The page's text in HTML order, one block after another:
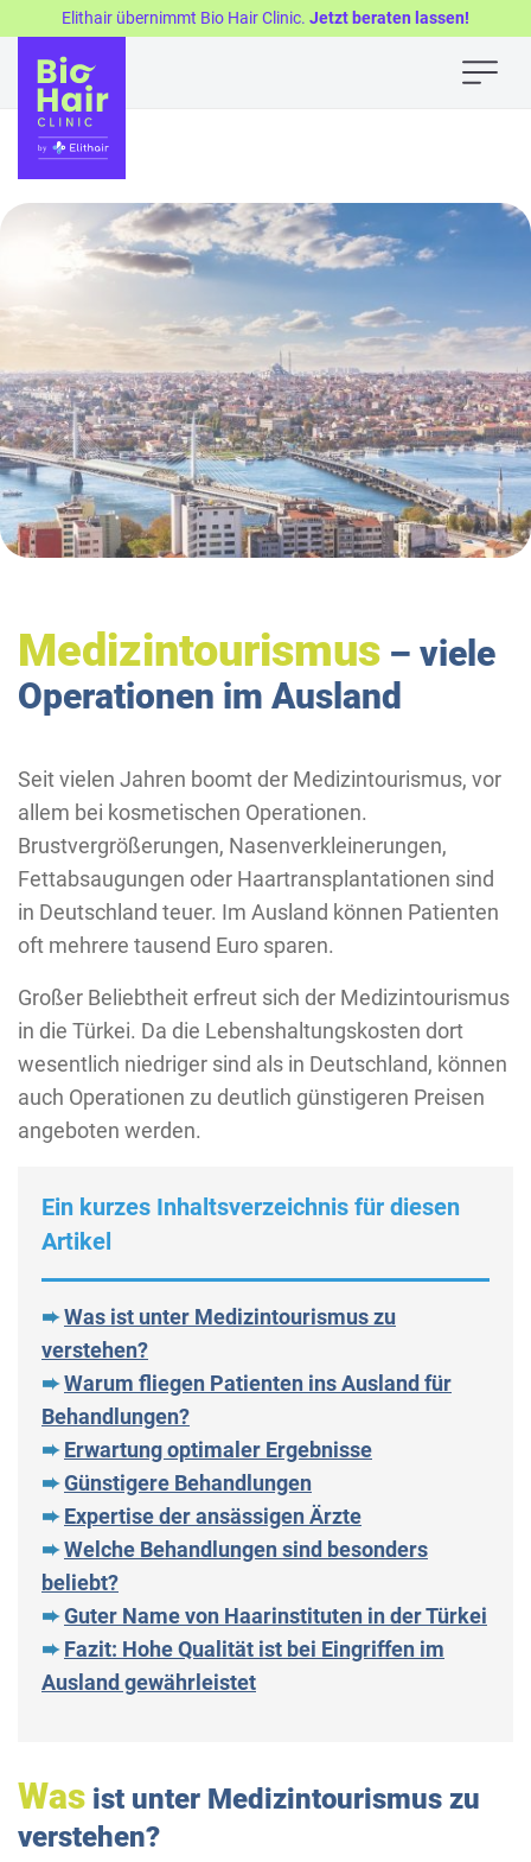
Elithair übernimmt Bio Hair Clinic. Jetzt beraten lassen!
Medizintourismus – viele
Operationen im Ausland
Seit vielen Jahren boomt der Medizintourismus, vor
allem bei kosmetischen Operationen.
Brustvergrößerungen, Nasenverkleinerungen,
Fettabsaugungen oder Haartransplantationen sind
in Deutschland teuer. Im Ausland können Patienten
oft mehrere tausend Euro sparen.
Großer Beliebtheit erfreut sich der Medizintourismus
in die Türkei. Da die Lebenshaltungskosten dort
wesentlich niedriger sind als in Deutschland, können
auch Operationen zu deutlich günstigeren Preisen
angeboten werden.
Ein kurzes Inhaltsverzeichnis für diesen
Artikel
➨Was ist unter Medizintourismus zu
verstehen?
➨Warum fliegen Patienten ins Ausland für
Behandlungen?
➨Erwartung optimaler Ergebnisse
➨Günstigere Behandlungen
➨Expertise der ansässigen Ärzte
➨Welche Behandlungen sind besonders
beliebt?
➨Guter Name von Haarinstituten in der Türkei
➨Fazit: Hohe Qualität ist bei Eingriffen im
Ausland gewährleistet
Was ist unter Medizintourismus zu
verstehen?